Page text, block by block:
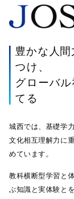
豊かな人間
つけ、
グローバ
てる
城西では、基礎学
文化相互理解力に
めています。
教科横断型学習と
ぶ知識と実体験と